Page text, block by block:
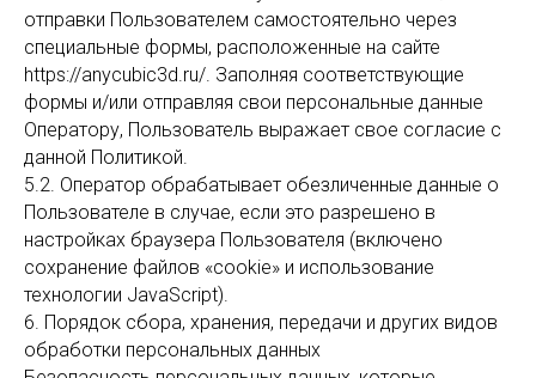
отправки Пользователем самостоятельно через
специальные формы, расположенные на сайте
https://anycubic3d.ru/. Заполняя соответствующие
формы и/или отправляя свои персональные данные
Оператору, Пользователь выражает свое согласие с
данной Политикой.
5.2. Оператор обрабатывает обезличенные данные о
Пользователе в случае, если это разрешено в
настройках браузера Пользователя (включено
сохранение файлов «cookie» и использование
технологии JavaScript).
6. Порядок сбора, хранения, передачи и других видов
обработки персональных данных